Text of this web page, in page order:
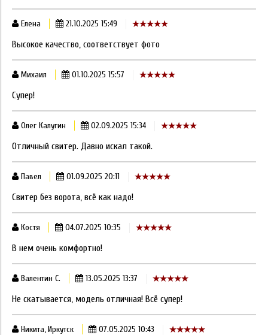
Елена 21.10.2025 15:49
Высокое качество, соответствует фото
Михаил 01.10.2025 15:57
Cупер!
Олег Калугин 02.09.2025 15:34
Отличный свитер. Давно искал такой.
Павел 01.09.2025 20:11
Свитер без ворота, всё как надо!
Костя 04.07.2025 10:35
В нем очень комфортно!
Валентин С. 13.05.2025 13:37
Не скатывается, модель отличная! Всё супер!
Никита, Иркутск 07.05.2025 10:43